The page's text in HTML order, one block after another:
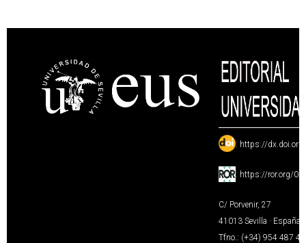
: https://
: https://ror.org/
C/ Porvenir, 27
41013 Sevilla · España
Tfno.: (+34) 954 487